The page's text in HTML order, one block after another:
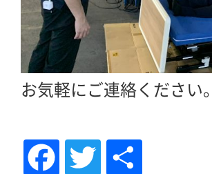
お気軽にご連絡ください。
Facebook
Twitter